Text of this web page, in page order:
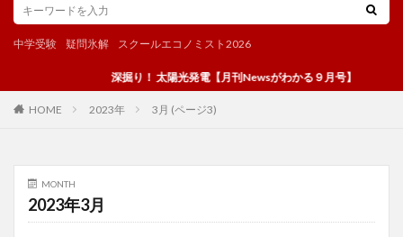
中学受験 疑問氷解 スクールエコノミスト2026
深掘り！ 太陽光発電【月刊Newsがわかる９月号】
HOME 2023年 3月 (ページ3)
MONTH
2023年3月